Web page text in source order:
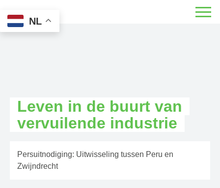
Leven in de buurt van
vervuilende industrie
Persuitnodiging: Uitwisseling tussen Peru en
Zwijndrecht
NL